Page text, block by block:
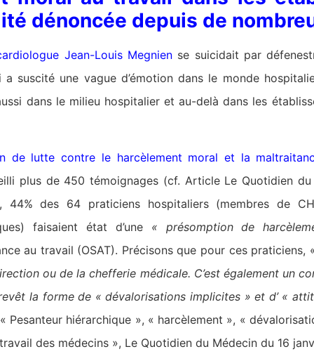
dénoncée depuis de
Jean-Louis Megnien se suicidait par
a suscité une vague d’émotion dans le monde
dans le milieu hospitalier et au-delà dans les
de lutte contre le harcèlement moral et la
plus de 450 témoignages (cf. Article Le Quotidien
44% des 64 praticiens hospitaliers (membres de
faisaient état d’une « présomption de
au travail (OSAT). Précisons que pour ces praticiens,
ou de la chefferie médicale. C’est également un
la forme de « dévalorisations implicites » et d’ «
hiérarchique », « harcèlement », «
des médecins », Le Quotidien du Médecin du 16